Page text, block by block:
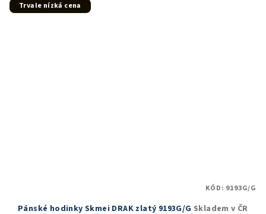
Trvale nízká cena
Pánské hodinky Skmei DRAK zlatý 9193G/G Skladem v ČR
KÓD: 9193G/G